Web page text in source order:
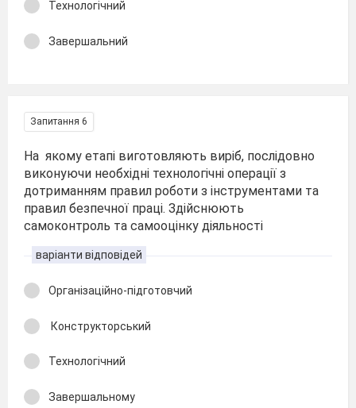
Технологічний
Завершальний
Запитання 6
На якому етапі виготовляють виріб, послідовно
виконуючи необхідні технологічні операції з
дотриманням правил роботи з інструментами та
правил безпечної праці. Здійснюють
самоконтроль та самооцінку діяльності
варіанти відповідей
Організаційно-підготовчий
Конструкторський
Технологічний
Завершальному